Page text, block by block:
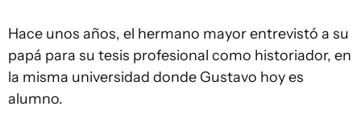
Hace unos años, el hermano mayor entrevistó a su
papá para su tesis profesional como historiador, en
la misma universidad donde Gustavo hoy es
alumno.